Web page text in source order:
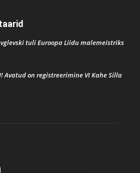
tuli Euroopa Liidu malemeistriks
Avatud on registreerimine VI Kahe Silla